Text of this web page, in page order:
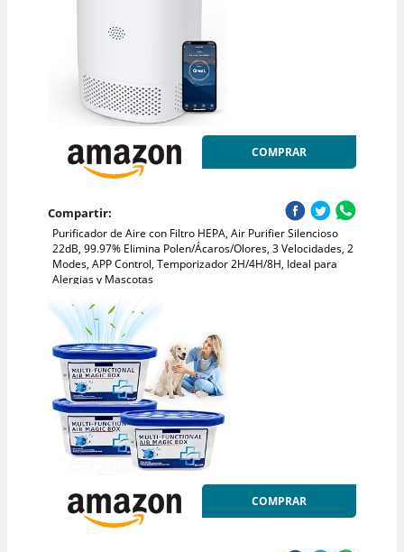
COMPRAR
Compartir:
Purificador de Aire con Filtro HEPA, Air Purifier Silencioso
22dB, 99.97% Elimina Polen/Ácaros/Olores, 3 Velocidades, 2
Modes, APP Control, Temporizador 2H/4H/8H, Ideal para
Alergias y Mascotas
COMPRAR